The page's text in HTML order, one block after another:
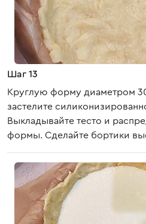
Шаг 13
Круглую форму диаметром
застелите
Выкладывайте тесто и
формы. Сделайте бортики